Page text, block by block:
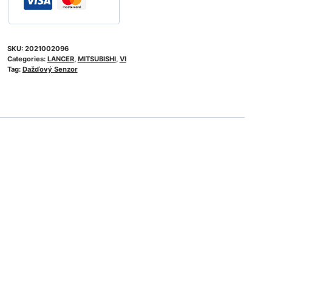
SKU: 2021002096
Categories: LANCER, MITSUBISHI, VI
Tag: Dažďový Senzor